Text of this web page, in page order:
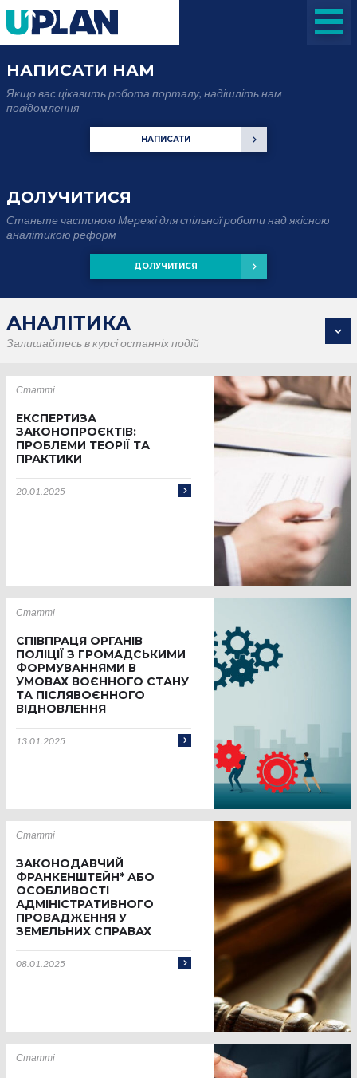
НАПИСАТИ НАМ
Якщо вас цікавить робота порталу, надішліть нам
повідомлення
НАПИСАТИ
ДОЛУЧИТИСЯ
Станьте частиною Мережі для спільної роботи над якісною
аналітикою реформ
ДОЛУЧИТИСЯ
АНАЛІТИКА
Залишайтесь в курсі останніх подій
Статті
ЕКСПЕРТИЗА
ЗАКОНОПРОЄКТІВ:
ПРОБЛЕМИ ТЕОРІЇ ТА
ПРАКТИКИ
20.01.2025
Статті
СПІВПРАЦЯ ОРГАНІВ
ПОЛІЦІЇ З ГРОМАДСЬКИМИ
ФОРМУВАННЯМИ В
УМОВАХ ВОЄННОГО СТАНУ
ТА ПІСЛЯВОЄННОГО
ВІДНОВЛЕННЯ
13.01.2025
Статті
ЗАКОНОДАВЧИЙ
ФРАНКЕНШТЕЙН* АБО
ОСОБЛИВОСТІ
АДМІНІСТРАТИВНОГО
ПРОВАДЖЕННЯ У
ЗЕМЕЛЬНИХ СПРАВАХ
08.01.2025
Статті